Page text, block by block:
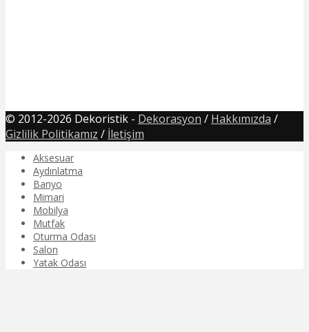
© 2012-2026 Dekoristik - Dekorasyon / Hakkımızda /
Gizlilik Politikamız / İletişim
Aksesuar
Aydınlatma
Banyo
Mimari
Mobilya
Mutfak
Oturma Odası
Salon
Yatak Odası